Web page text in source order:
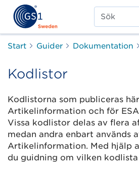
Start Guider Dokumentation
Kodlistor
Kodlistorna som publiceras
Artikelinformation och för
Vissa kodlistor delas av flera
medan andra enbart används
Artikelinformation. Med hjälp
du guidning om vilken kodlista